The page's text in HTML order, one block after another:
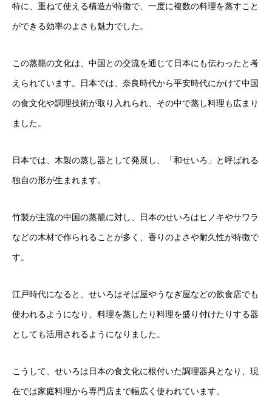
特に、重ねて使える構造が特徴で、一度に複数の料理を蒸すこと
ができる効率のよさも魅力でした。
この蒸籠の文化は、中国との交流を通じて日本にも伝わったと考
えられています。日本では、奈良時代から平安時代にかけて中国
の食文化や調理技術が取り入れられ、その中で蒸し料理も広まり
ました。
日本では、木製の蒸し器として発展し、「和せいろ」と呼ばれる
独自の形が生まれます。
竹製が主流の中国の蒸籠に対し、日本のせいろはヒノキやサワラ
などの木材で作られることが多く、香りのよさや耐久性が特徴で
す。
江戸時代になると、せいろはそば屋やうなぎ屋などの飲食店でも
使われるようになり、料理を蒸したり料理を盛り付けたりする器
としても活用されるようになりました。
こうして、せいろは日本の食文化に根付いた調理器具となり、現
在では家庭料理から専門店まで幅広く使われています。